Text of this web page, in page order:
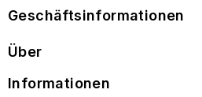
Geschäftsinformationen
Über
Informationen